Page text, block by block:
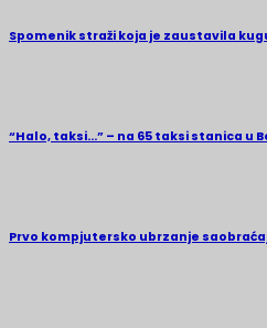
Spomenik straži koja je zaustavila
“Halo, taksi…” – na 65 taksi stanica u
Prvo kompjutersko ubrzanje